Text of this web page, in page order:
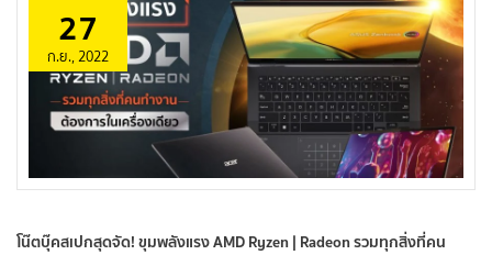
27
ก.ย., 2022
โน๊ตบุ๊คสเปกสุดจัด! ขุมพลังแรง AMD Ryzen | Radeon รวมทุกสิ่งที่คน